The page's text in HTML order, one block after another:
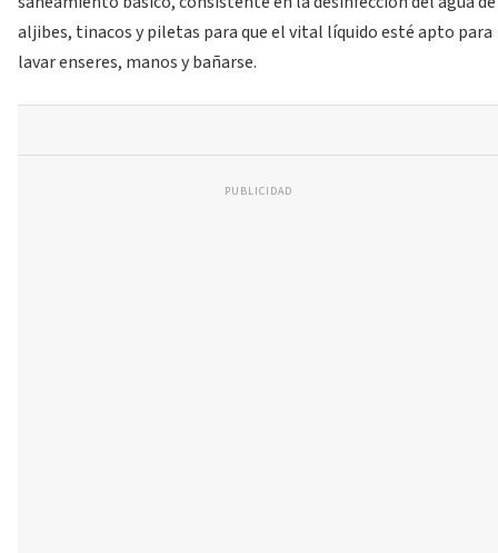
aljibes, tinacos y piletas para que el vital líquido esté apto para
lavar enseres, manos y bañarse.
PUBLICIDAD